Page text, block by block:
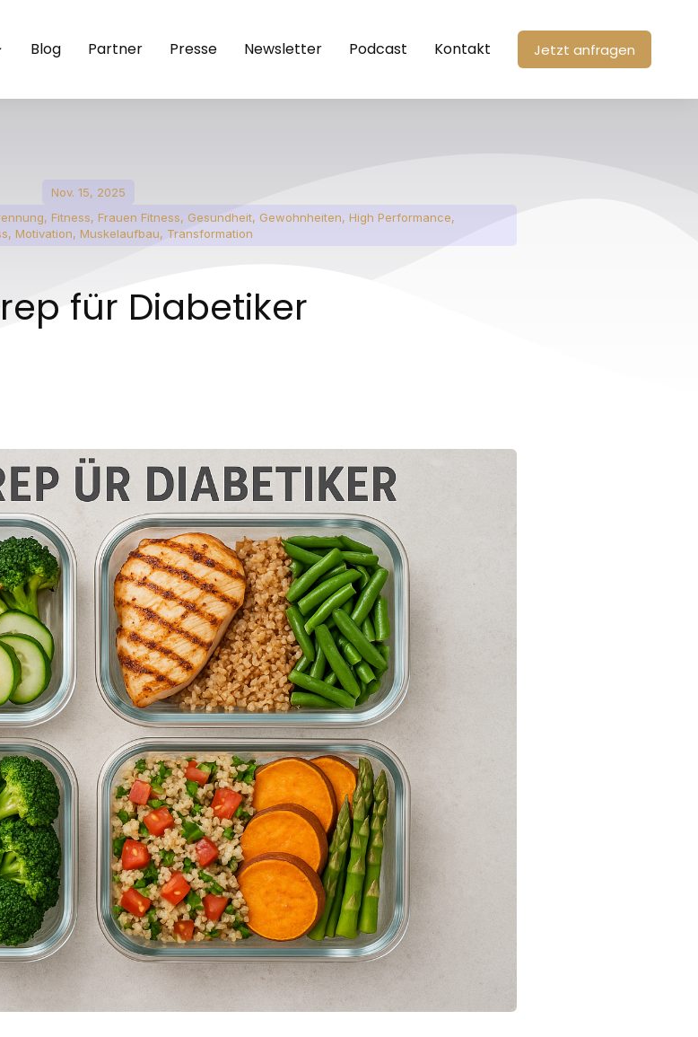
Blog Partner Presse Newsletter Podcast Kontakt Jetzt anfragen
Nov. 15, 2025
, Fitness, Frauen Fitness, Gesundheit, Gewohnheiten, High Performance,
, Motivation, Muskelaufbau, Transformation
für Diabetiker